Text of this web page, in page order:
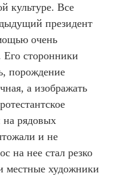
культуре. Все
президент
очень
Его сторонники
порождение
а изображать
на рядовых
и не
на нее стал резко
местные художники